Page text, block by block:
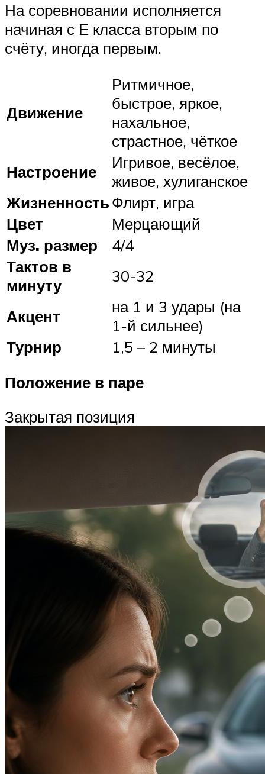
На соревновании исполняется
начиная с Е класса вторым по
счёту, иногда первым.
Движение
Ритмичное,
быстрое, яркое,
нахальное,
страстное, чёткое
Настроение
Игривое, весёлое,
живое, хулиганское
ЖизненностьФлирт, игра
Цвет
Мерцающий
Муз. размер
4/4
Тактов в
минуту
30-32
Акцент
на 1 и 3 удары (на
1-й сильнее)
Турнир
1,5 – 2 минуты
Положение в паре
Закрытая позиция